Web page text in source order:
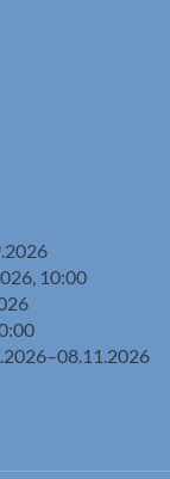
10:00